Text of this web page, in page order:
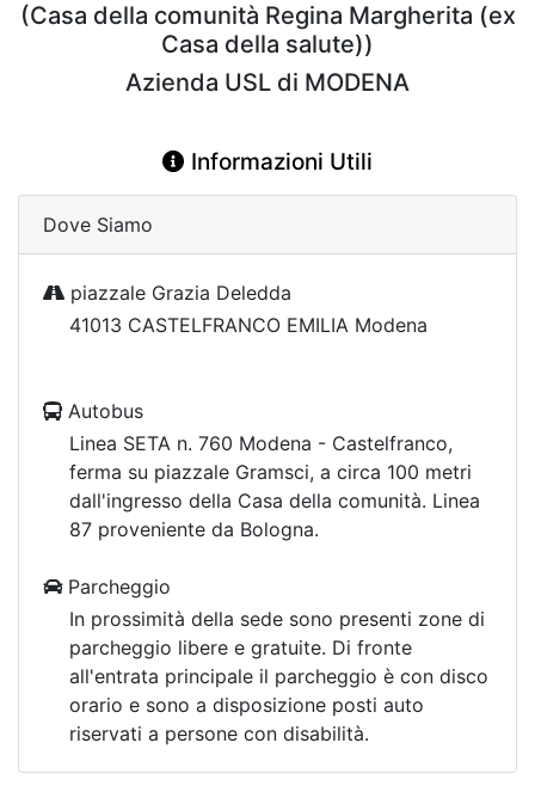
(Casa della comunità Regina Margherita (ex
Casa della salute))
Azienda USL di MODENA
Informazioni Utili
Dove Siamo
piazzale Grazia Deledda
41013 CASTELFRANCO EMILIA Modena
Autobus
Linea SETA n. 760 Modena - Castelfranco,
ferma su piazzale Gramsci, a circa 100 metri
dall'ingresso della Casa della comunità. Linea
87 proveniente da Bologna.
Parcheggio
In prossimità della sede sono presenti zone di
parcheggio libere e gratuite. Di fronte
all'entrata principale il parcheggio è con disco
orario e sono a disposizione posti auto
riservati a persone con disabilità.